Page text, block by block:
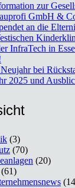
zur
GmbH &
an die
Infra­Tech in
bei
2025 und
(3)
(70)
(20)
(61)